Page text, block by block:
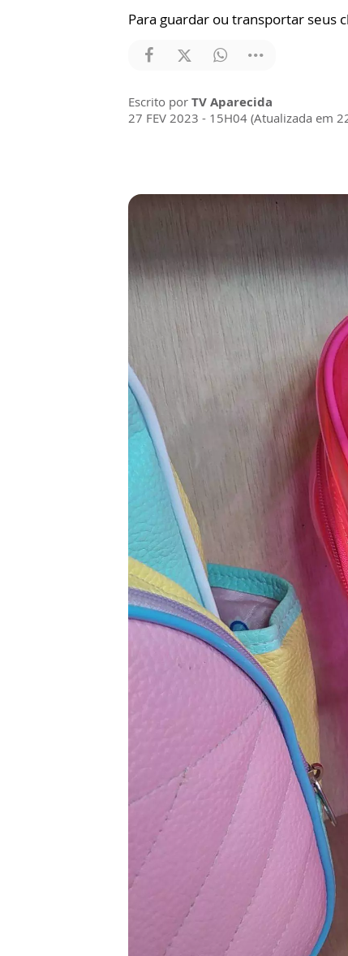
Para guardar ou transportar seus
Escrito por TV Aparecida
27 FEV 2023 - 15H04 (Atualizada em